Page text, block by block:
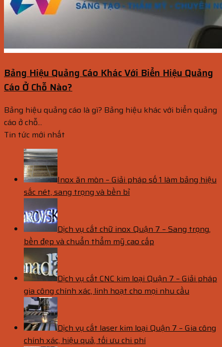
Bảng Hiệu Quảng Cáo Khác Với Biển Hiệu Quảng
Cáo Ở Chỗ Nào?
Bảng hiệu quảng cáo là gì? Bảng hiệu khác với biển quảng
cáo ở chỗ...
Tin tức mới nhất
Inox ăn mòn – Giải pháp số 1 làm bảng hiệu
sắc nét, sang trọng và bền bỉ
Dịch vụ cắt chữ inox Quận 7 – Sang trọng,
bền đẹp và chuẩn thẩm mỹ cao cấp
Dịch vụ cắt CNC kim loại Quận 7 – Giải pháp
gia công chính xác, linh hoạt cho mọi nhu cầu
Dịch vụ cắt laser kim loại Quận 7 – Gia công
chính xác, hiệu quả, tối ưu chi phí